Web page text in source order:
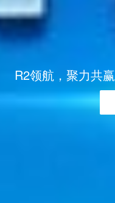
R2领航，聚力共